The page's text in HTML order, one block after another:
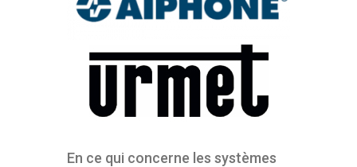
En ce qui concerne les systèmes